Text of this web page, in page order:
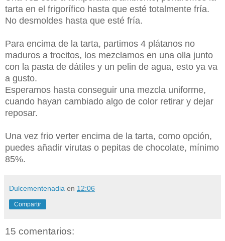
tarta en el frigorífico hasta que esté totalmente fría.
No desmoldes hasta que esté fría.
Para encima de la tarta, partimos 4 plátanos no
maduros a trocitos, los mezclamos en una olla junto
con la pasta de dátiles y un pelin de agua, esto ya va
a gusto.
Esperamos hasta conseguir una mezcla uniforme,
cuando hayan cambiado algo de color retirar y dejar
reposar.
Una vez frio verter encima de la tarta, como opción,
puedes añadir virutas o pepitas de chocolate, mínimo
85%.
Dulcementenadia en 12:06
Compartir
15 comentarios: